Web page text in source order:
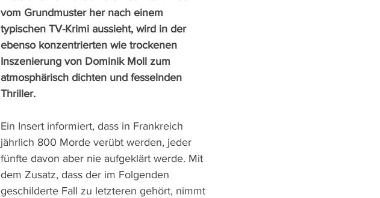
vom Grundmuster her nach einem
typischen TV-Krimi aussieht, wird in der
ebenso konzentrierten wie trockenen
Inszenierung von Dominik Moll zum
atmosphärisch dichten und fesselnden
Thriller.
Ein Insert informiert, dass in Frankreich
jährlich 800 Morde verübt werden, jeder
fünfte davon aber nie aufgeklärt werde. Mit
dem Zusatz, dass der im Folgenden
geschilderte Fall zu letzteren gehört, nimmt